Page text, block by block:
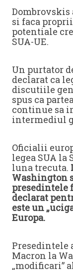
Dombrovskis
si faca
potentiale
SUA-UE.
Un purtator
declarat ca
discutiile
spus ca
continue sa
intermediul
Oficialii
legea SUA la
luna trecuta.
Washington
presedintele
declarat
este un
Europa.
Presedintele
Macron la
„modificari”